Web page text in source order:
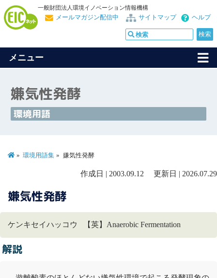
一般財団法人環境イノベーション情報機構
ヘルプ
サイトマップ
メールマガジン配信中
メニュー
嫌気性発酵
環境用語
環境用語集 嫌気性発酵
作成日 | 2003.09.12 更新日 | 2026.07.29
嫌気性発酵
ケンキセイハッコウ 【英】Anaerobic Fermentation
解説